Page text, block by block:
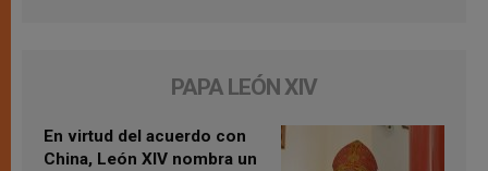
PAPA LEÓN XIV
En virtud del acuerdo con
China, León XIV nombra un